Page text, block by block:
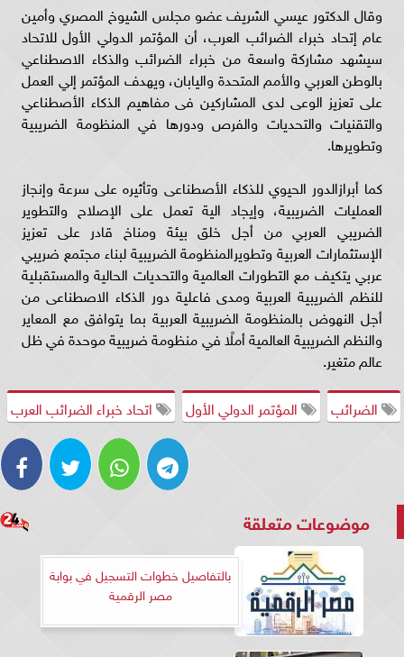
وقال الدكتور عيسي الشريف عضو مجلس الشيوخ المصري وأمين
عام إتحاد خبراء الضرائب العرب، أن المؤتمر الدولي الأول للاتحاد
سيشهد مشاركة واسعة من خبراء الضرائب والذكاء الاصطناعي
بالوطن العربي والأمم المتحدة واليابان، ويهدف المؤتمر إلي العمل
على تعزيز الوعى لدى المشاركين فى مفاهيم الذكاء الأصطناعي
والتقنيات والتحديات والفرص ودورها في المنظومة الضريبية
وتطويرها.
كما أبرازالدور الحيوي للذكاء الأصطناعى وتأثيره على سرعة وإنجاز
العمليات الضريبية، وإيجاد الية تعمل على الإصلاح والتطوير
الضريبي العربي من أجل خلق بيئة ومناخ قادر على تعزيز
الإستثمارات العربية وتطويرالمنظومة الضريبية لبناء مجتمع ضريبي
عربي يتكيف مع التطورات العالمية والتحديات الحالية والمستقبلية
للنظم الضريبية العربية ومدى فاعلية دور الذكاء الاصطناعى من
أجل النهوض بالمنظومة الضريبية العربية بما يتوافق مع المعاير
والنظم الضريبية العالمية أملًا في منظومة ضريبية موحدة في ظل
عالم متغير.
الضرائب
المؤتمر الدولي الأول اتحاد خبراء الضرائب العرب
موضوعات متعلقة
بالتفاصيل خطوات التسجيل في بوابة
مصر الرقمية